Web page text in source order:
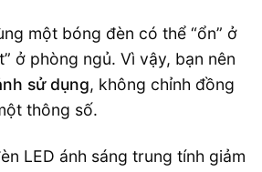
một bóng đèn có thể “ổn” ở
ở phòng ngủ. Vì vậy, bạn nên
sử dụng, không chỉnh đồng
thông số.